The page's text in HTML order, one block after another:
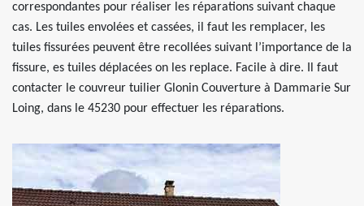
correspondantes pour réaliser les réparations suivant chaque
cas. Les tuiles envolées et cassées, il faut les remplacer, les
tuiles fissurées peuvent être recollées suivant l’importance de la
fissure, es tuiles déplacées on les replace. Facile à dire. Il faut
contacter le couvreur tuilier Glonin Couverture à Dammarie Sur
Loing, dans le 45230 pour effectuer les réparations.